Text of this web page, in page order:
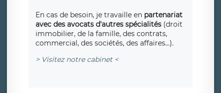
En cas de besoin, je travaille en partenariat
avec des avocats d'autres spécialités (droit
immobilier, de la famille, des contrats,
commercial, des sociétés, des affaires...).
> Visitez notre cabinet <